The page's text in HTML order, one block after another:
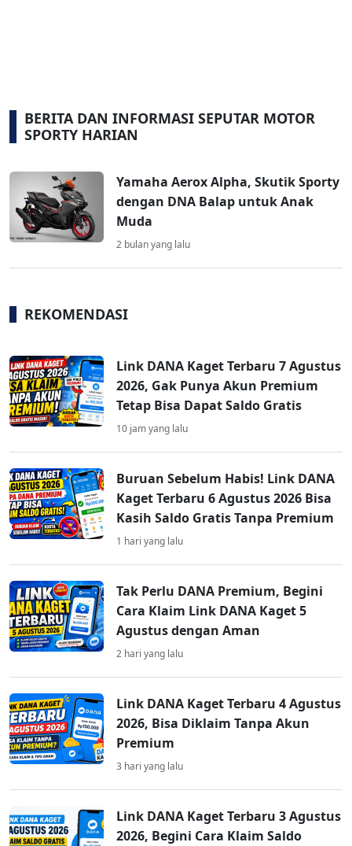
BERITA DAN INFORMASI SEPUTAR MOTOR
SPORTY HARIAN
Yamaha Aerox Alpha, Skutik Sporty
dengan DNA Balap untuk Anak
Muda
2 bulan yang lalu
REKOMENDASI
Link DANA Kaget Terbaru 7 Agustus
2026, Gak Punya Akun Premium
Tetap Bisa Dapat Saldo Gratis
10 jam yang lalu
Buruan Sebelum Habis! Link DANA
Kaget Terbaru 6 Agustus 2026 Bisa
Kasih Saldo Gratis Tanpa Premium
1 hari yang lalu
Tak Perlu DANA Premium, Begini
Cara Klaim Link DANA Kaget 5
Agustus dengan Aman
2 hari yang lalu
Link DANA Kaget Terbaru 4 Agustus
2026, Bisa Diklaim Tanpa Akun
Premium
3 hari yang lalu
Link DANA Kaget Terbaru 3 Agustus
2026, Begini Cara Klaim Saldo